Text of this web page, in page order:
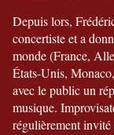
Depuis lors,
concertiste et a
monde (France,
États-Unis,
avec le public un
musique.
régulièrement invité